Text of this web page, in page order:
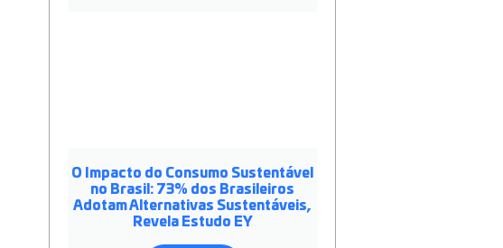
O Impacto do Consumo Sustentável
no Brasil: 73% dos Brasileiros
Adotam Alternativas Sustentáveis,
Revela Estudo EY